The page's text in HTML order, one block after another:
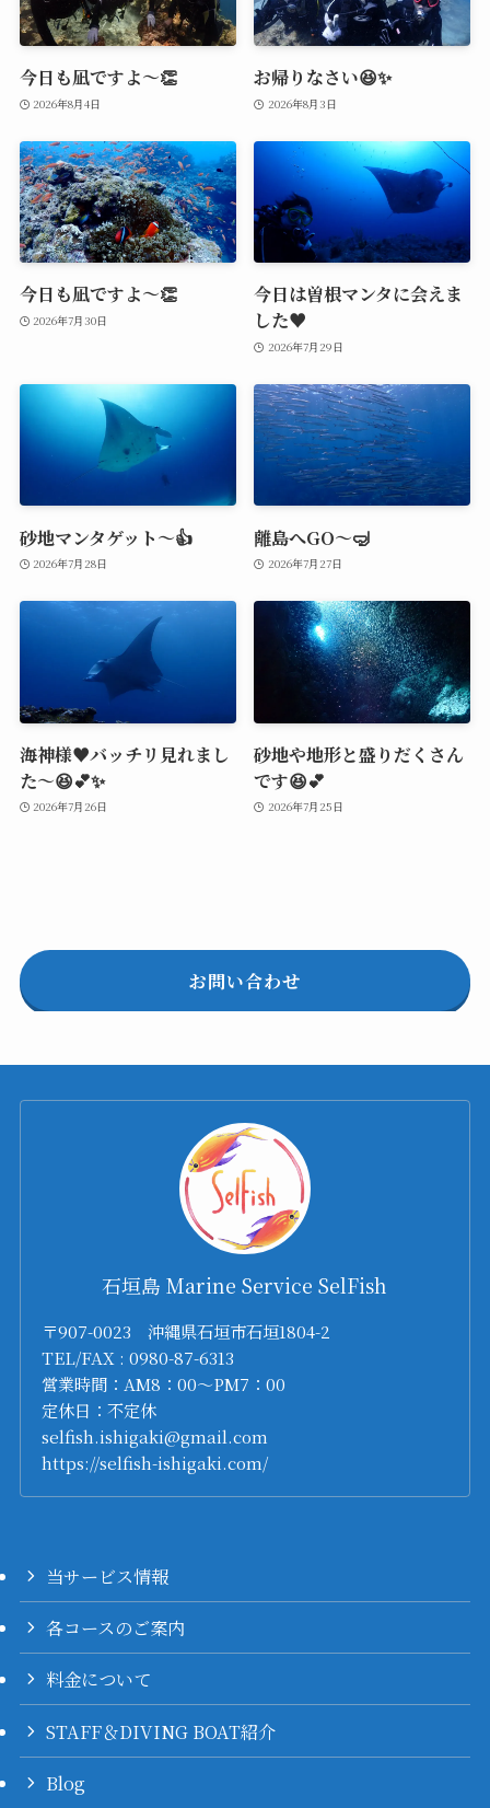
今日も凪ですよ～👏
2026年8月4日
お帰りなさい😆✨
2026年8月3日
今日も凪ですよ～👏
2026年7月30日
今日は曽根マンタに会えま
した♥️
2026年7月29日
砂地マンタゲット～👍
2026年7月28日
離島へGO～🤿
2026年7月27日
海神様♥️バッチリ見れまし
た～😆💕✨
2026年7月26日
砂地や地形と盛りだくさん
です😆💕
2026年7月25日
お問い合わせ
石垣島 Marine Service SelFish
〒907-0023 沖縄県石垣市石垣1804-2
TEL/FAX : 0980-87-6313
営業時間：AM8：00～PM7：00
定休日：不定休
selfish.ishigaki@gmail.com
https://selfish-ishigaki.com/
当サービス情報
各コースのご案内
料金について
STAFF＆DIVING BOAT紹介
Blog